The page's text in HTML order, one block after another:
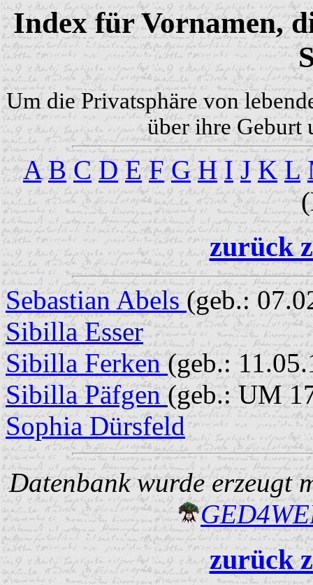
Index für Vornamen,
Um die Privatsphäre von
über ihre Geburt
A B C D E F G H I J K L
zurück
Sebastian Abels(geb.:
Sibilla Esser
Sibilla Ferken(geb.:
Sibilla Päfgen(geb.: UM
Sophia Dürsfeld
Datenbank wurde erzeugt
zurück